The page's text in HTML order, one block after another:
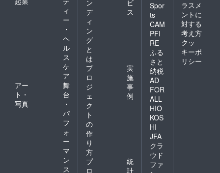
ス
通称
焼肉火
鍋コー
28,000
円(税別)
ィ
ー
・
ヘ
ル
ス
ケ
ア
アー
ト・
写真
舞
台
・
パ
フ
ォ
ー
マ
ン
ス
ン
デ
ィ
ン
グ
と
は
ビ
ス
プ
ロ
ジ
ェ
ク
ト
の
作
り
方
実
施
事
例
プ
ロ
統
計
Spor
ts
CAM
PFI
RE
ふる
さと
納税
AD
FOR
ALL
HIO
KOS
HI
JFA
クラ
ウド
ファ
ラスメ
ントに
対する
考え方
クッ
キーポ
リシー